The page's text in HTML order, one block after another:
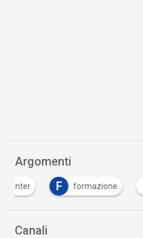
Argomenti
center F formazione
Canali